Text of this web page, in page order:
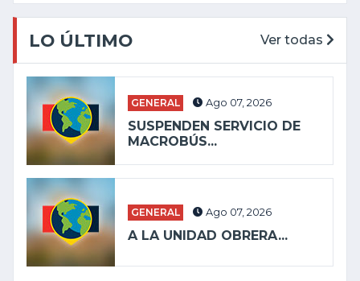
LO ÚLTIMO Ver todas
GENERAL Ago 07, 2026
SUSPENDEN SERVICIO DE
MACROBÚS...
GENERAL Ago 07, 2026
A LA UNIDAD OBRERA...